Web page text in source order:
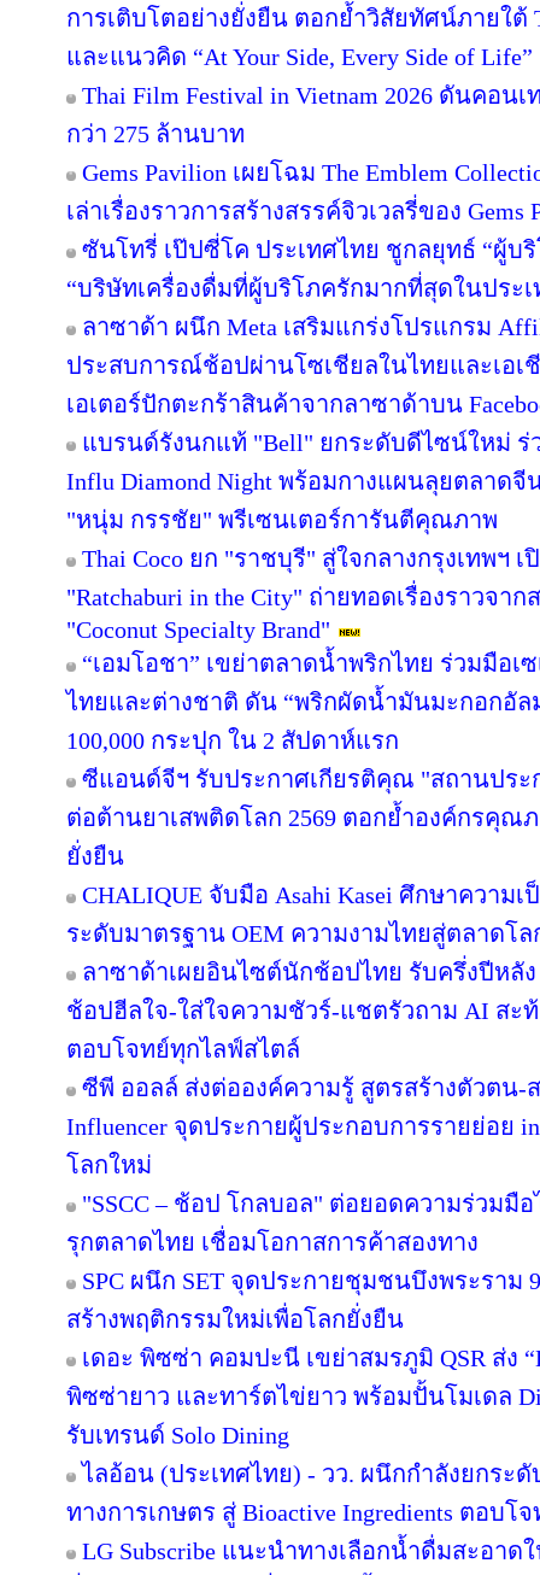
การเติบโตอย่างยั่งยืน ตอกย้ำวิสัยทัศน์ภายใต้
และแนวคิด “At Your Side, Every Side of Life”
Thai Film Festival in Vietnam 2026 ดันคอน
กว่า 275 ล้านบาท
Gems Pavilion เผยโฉม The Emblem
เล่าเรื่องราวการสร้างสรรค์จิวเวลรี่ของ
ซันโทรี่ เป๊ปซี่โค ประเทศไทย ชูกลยุทธ์ “ผู้บ
“บริษัทเครื่องดื่มที่ผู้บริโภครักมากที่สุดในประเ
ลาซาด้า ผนึก Meta เสริมแกร่งโปรแกรม
ประสบการณ์ช้อปผ่านโซเชียลในไทยและเอเ
เอเตอร์ปักตะกร้าสินค้าจากลาซาด้าบน
แบรนด์รังนกแท้ "Bell" ยกระดับดีไซน์ใหม่ ร่
Influ Diamond Night พร้อมกางแผนลุยตลาด
"หนุ่ม กรรชัย" พรีเซนเตอร์การันตีคุณภาพ
Thai Coco ยก "ราชบุรี" สู่ใจกลางกรุงเทพฯ เ
"Ratchaburi in the City" ถ่ายทอดเรื่องราวจ
"Coconut Specialty Brand"
“เอมโอชา” เขย่าตลาดน้ำพริกไทย ร่วมมือ
ไทยและต่างชาติ ดัน “พริกผัดน้ำมันมะกอกอั
100,000 กระปุก ใน 2 สัปดาห์แรก
ซีแอนด์จีฯ รับประกาศเกียรติคุณ "สถานปร
ต่อต้านยาเสพติดโลก 2569 ตอกย้ำองค์กรคุณ
ยั่งยืน
CHALIQUE จับมือ Asahi Kasei ศึกษาควา
ระดับมาตรฐาน OEM ความงามไทยสู่ตลาดโล
ลาซาด้าเผยอินไซต์นักช้อปไทย รับครึ่งปีหลัง
ช้อปฮีลใจ-ใส่ใจความชัวร์-แชตรัวถาม AI ส
ตอบโจทย์ทุกไลฟ์สไตล์
ซีพี ออลล์ ส่งต่อองค์ความรู้ สูตรสร้างตัวตน-
Influencer จุดประกายผู้ประกอบการรายย่อย
โลกใหม่
"SSCC – ช้อป โกลบอล" ต่อยอดความร่วมมื
รุกตลาดไทย เชื่อมโอกาสการค้าสองทาง
SPC ผนึก SET จุดประกายชุมชนบึงพระรา
สร้างพฤติกรรมใหม่เพื่อโลกยั่งยืน
เดอะ พิซซ่า คอมปะนี เขย่าสมรภูมิ QSR ส่ง
พิซซ่ายาว และทาร์ตไข่ยาว พร้อมปั้นโมเดล
รับเทรนด์ Solo Dining
ไลอ้อน (ประเทศไทย) - วว. ผนึกกำลังยกระ
ทางการเกษตร สู่ Bioactive Ingredients ตอบโ
LG Subscribe แนะนำทางเลือกน้ำดื่มสะอา